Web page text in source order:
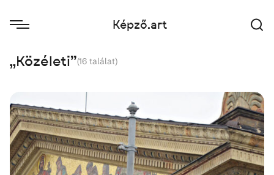
Képző.art
„Közéleti"(16 találat)